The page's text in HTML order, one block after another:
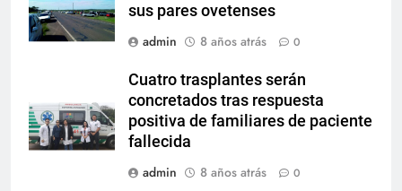
sus pares ovetenses
admin
8 años atrás 0
Cuatro trasplantes serán
concretados tras respuesta
positiva de familiares de paciente
fallecida
admin
8 años atrás 0